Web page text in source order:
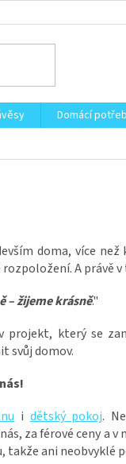
Domácí
doma, více
A právě
– žijeme krásně."
který se
svůj domov.
i dětský pokoj.
za férové ceny a
ani neobvyklé